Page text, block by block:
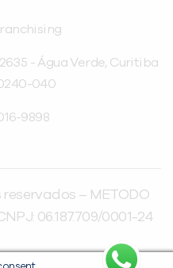
- Água Verde, Curitiba
040
9898
– METODO
06.187.709/0001-24